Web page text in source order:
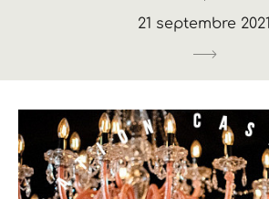
21 septembre 2021